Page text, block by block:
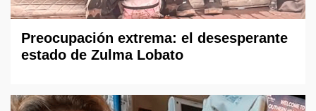
Preocupación extrema: el desesperante
estado de Zulma Lobato